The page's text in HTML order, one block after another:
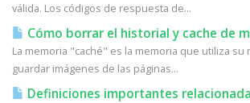
válida. Los códigos de respuesta de...
Cómo borrar el historial y cache de
La memoria "caché" es la memoria que utiliza su
guardar imágenes de las páginas...
Definiciones importantes